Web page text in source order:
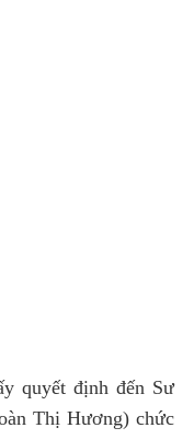
quyết định đến Sư
Thị Hương) chức